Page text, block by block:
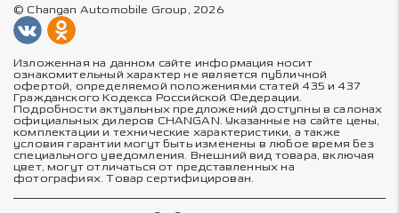
© Changan Automobile Group, 2026
Изложенная на данном сайте информация носит
ознакомительный характер не является публичной
офертой, определяемой положениями статей 435 и 437
Гражданского Кодекса Российской Федерации.
Подробности актуальных предложений доступны в салонах
официальных дилеров CHANGAN. Указанные на сайте цены,
комплектации и технические характеристики, а также
условия гарантии могут быть изменены в любое время без
специального уведомления. Внешний вид товара, включая
цвет, могут отличаться от представленных на
фотографиях. Товар сертифицирован.